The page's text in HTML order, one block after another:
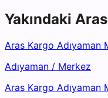
Yakındaki
Aras Kargo Adıyaman
Adıyaman / Merkez
Aras Kargo Adıyaman